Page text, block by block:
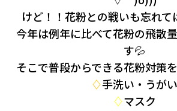
けど！！花粉との戦いも忘れて
今年は例年に比べて花粉の飛散
す💦
そこで普段からできる花粉対
♢手洗い・うがい
♢マスク